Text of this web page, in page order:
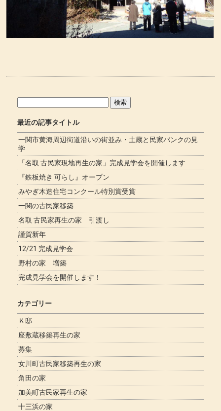
最近の記事タイトル
一関市黄海周辺街道沿いの街並み・土蔵と民家バンクの見
学
「名取 古民家現地再生の家」完成見学会を開催します
『鉄板焼き 可らし』オープン
みやぎ木造住宅コンクール特別賞受賞
一関の古民家移築
名取 古民家再生の家 引渡し
謹賀新年
12/21 完成見学会
野村の家 増築
完成見学会を開催します！
カテゴリー
Ｋ邸
座敷蔵移築再生の家
募集
女川町古民家移築再生の家
角田の家
加美町古民家再生の家
十三浜の家